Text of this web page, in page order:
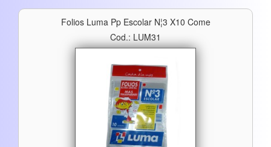
Folios Luma Pp Escolar N¦3 X10 Come
Cod.: LUM31